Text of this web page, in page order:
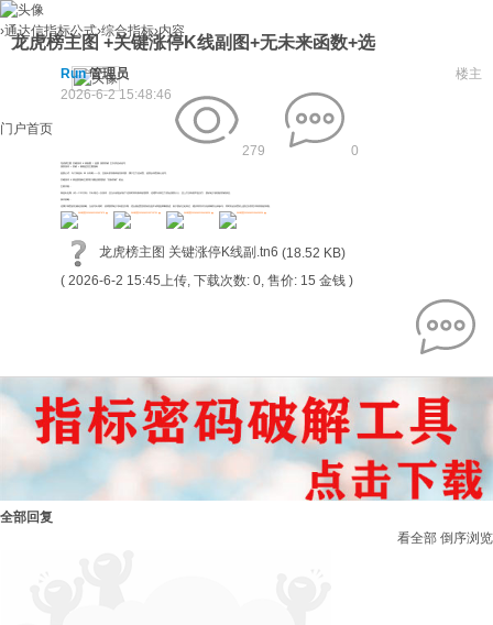
›通达信指标公式›综合指标›内容
门户首页
龙虎榜主图 +关键涨停K线副图+无未来函数+选
楼主
Run 管理员
279 0
2026-6-2 15:48:46
龙虎榜主图 关键涨停K线副.tn6 (18.52 KB)
( 2026-6-2 15:45上传, 下载次数: 0, 售价: 15 金钱 )
全部回复
看全部 倒序浏览